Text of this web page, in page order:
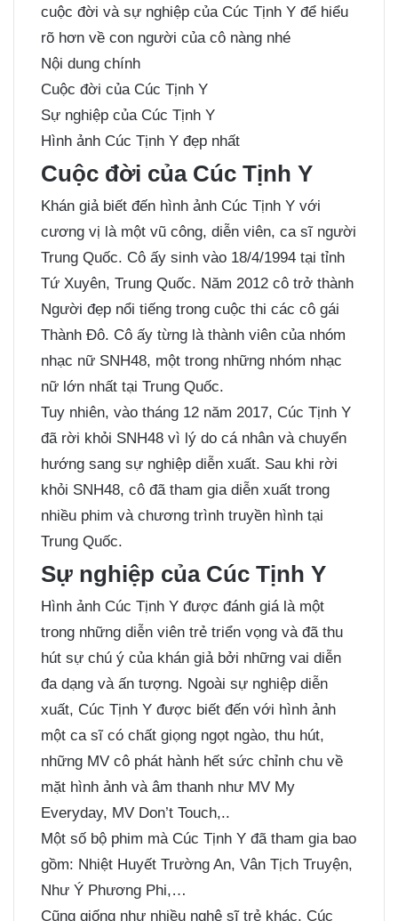
cuộc đời và sự nghiệp của Cúc Tịnh Y để hiểu
rõ hơn về con người của cô nàng nhé
Nội dung chính
Cuộc đời của Cúc Tịnh Y
Sự nghiệp của Cúc Tịnh Y
Hình ảnh Cúc Tịnh Y đẹp nhất
Cuộc đời của Cúc Tịnh Y
Khán giả biết đến hình ảnh Cúc Tịnh Y với
cương vị là một vũ công, diễn viên, ca sĩ người
Trung Quốc. Cô ấy sinh vào 18/4/1994 tại tỉnh
Tứ Xuyên, Trung Quốc. Năm 2012 cô trở thành
Người đẹp nổi tiếng trong cuộc thi các cô gái
Thành Đô. Cô ấy từng là thành viên của nhóm
nhạc nữ SNH48, một trong những nhóm nhạc
nữ lớn nhất tại Trung Quốc.
Tuy nhiên, vào tháng 12 năm 2017, Cúc Tịnh Y
đã rời khỏi SNH48 vì lý do cá nhân và chuyển
hướng sang sự nghiệp diễn xuất. Sau khi rời
khỏi SNH48, cô đã tham gia diễn xuất trong
nhiều phim và chương trình truyền hình tại
Trung Quốc.
Sự nghiệp của Cúc Tịnh Y
Hình ảnh Cúc Tịnh Y được đánh giá là một
trong những diễn viên trẻ triển vọng và đã thu
hút sự chú ý của khán giả bởi những vai diễn
đa dạng và ấn tượng. Ngoài sự nghiệp diễn
xuất, Cúc Tịnh Y được biết đến với hình ảnh
một ca sĩ có chất giọng ngọt ngào, thu hút,
những MV cô phát hành hết sức chỉnh chu về
mặt hình ảnh và âm thanh như MV My
Everyday, MV Don’t Touch,..
Một số bộ phim mà Cúc Tịnh Y đã tham gia bao
gồm: Nhiệt Huyết Trường An, Vân Tịch Truyện,
Như Ý Phương Phi,…
Cũng giống như nhiều nghệ sĩ trẻ khác, Cúc